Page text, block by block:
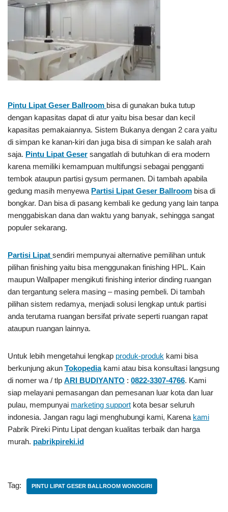
Pintu Lipat Geser Ballroom bisa di gunakan buka tutup
dengan kapasitas dapat di atur yaitu bisa besar dan kecil
kapasitas pemakaiannya. Sistem Bukanya dengan 2 cara yaitu
di simpan ke kanan-kiri dan juga bisa di simpan ke salah arah
saja. Pintu Lipat Geser sangatlah di butuhkan di era modern
karena memiliki kemampuan multifungsi sebagai pengganti
tembok ataupun partisi gysum permanen. Di tambah apabila
gedung masih menyewa Partisi Lipat Geser Ballroom bisa di
bongkar. Dan bisa di pasang kembali ke gedung yang lain tanpa
menggabiskan dana dan waktu yang banyak, sehingga sangat
populer sekarang.
Partisi Lipat sendiri mempunyai alternative pemilihan untuk
pilihan finishing yaitu bisa menggunakan finishing HPL. Kain
maupun Wallpaper mengikuti finishing interior dinding ruangan
dan tergantung selera masing – masing pembeli. Di tambah
pilihan sistem redamya, menjadi solusi lengkap untuk partisi
anda terutama ruangan bersifat private seperti ruangan rapat
ataupun ruangan lainnya.
Untuk lebih mengetahui lengkap produk-produk kami bisa
berkunjung akun Tokopediakami atau bisa konsultasi langsung
di nomer wa / tlp ARI BUDIYANTO : 0822-3307-4766. Kami
siap melayani pemasangan dan pemesanan luar kota dan luar
pulau, mempunyai marketing support kota besar seluruh
indonesia. Jangan ragu lagi menghubungi kami, Karena kami
Pabrik Pireki Pintu Lipat dengan kualitas terbaik dan harga
murah. pabrikpireki.id
Tag: PINTU LIPAT GESER BALLROOM WONOGIRI